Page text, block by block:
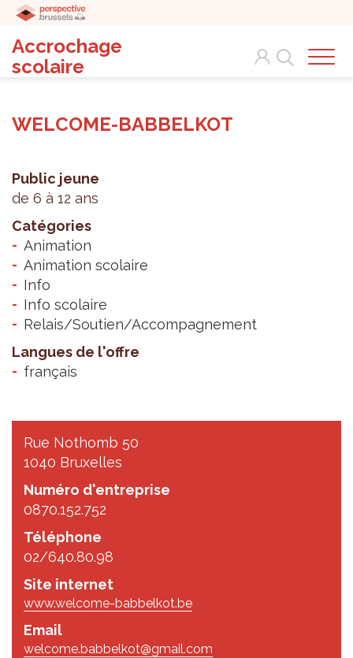
Accrochage
scolaire
Search
WELCOME-BABBELKOT
Public jeune
de 6 à 12 ans
Catégories
Animation
Animation scolaire
Info
Info scolaire
Relais/Soutien/Accompagnement
Langues de l'offre
français
Rue Nothomb 50
1040 Bruxelles
Numéro d'entreprise
0870.152.752
Téléphone
02/640.80.98
Site internet
www.welcome-babbelkot.be
Email
welcome.babbelkot@gmail.com